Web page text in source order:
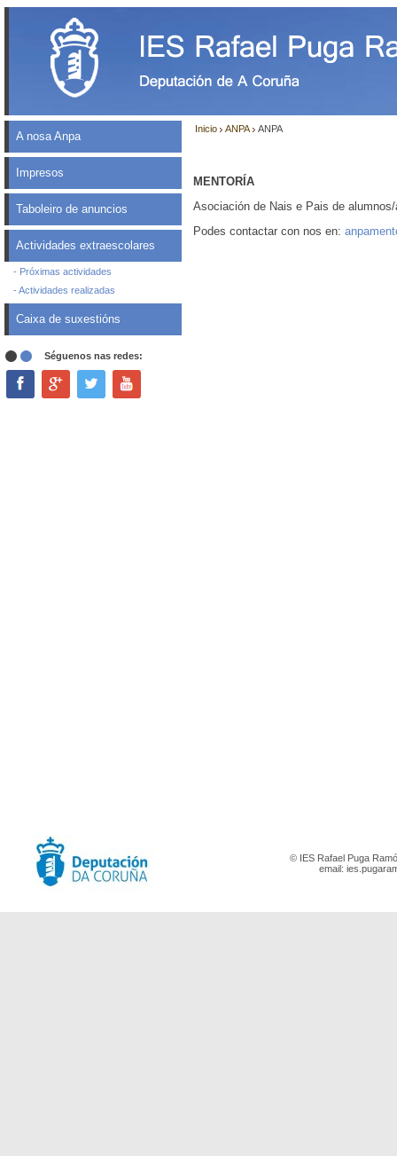
A nosa Anpa
Impresos
Taboleiro de anuncios
Actividades extraescolares
- Próximas actividades
- Actividades realizadas
Caixa de suxestións
Séguenos nas redes:
Inicio ANPA ANPA
MENTORÍA
Asociación de Nais e Pais de
Podes contactar con nos en:
© IES Rafael Puga
email: